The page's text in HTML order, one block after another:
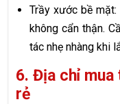
Trầy xước bề
không cẩn thận.
tác nhẹ nhàng khi
6. Địa chỉ mua
rẻ